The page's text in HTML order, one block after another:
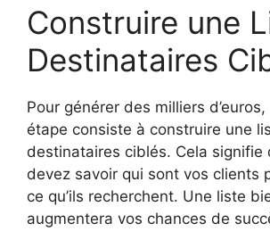
Construire une
Destinataires
Pour générer des milliers
étape consiste à construire une
destinataires ciblés. Cela signifie
devez savoir qui sont vos clients
ce qu’ils recherchent. Une liste
augmentera vos chances de